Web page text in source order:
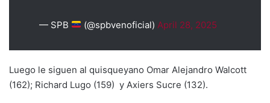
— SPB (@spbvenoficial) April 28, 2025
Luego le siguen al quisqueyano Omar Alejandro Walcott
(162); Richard Lugo (159) y Axiers Sucre (132).